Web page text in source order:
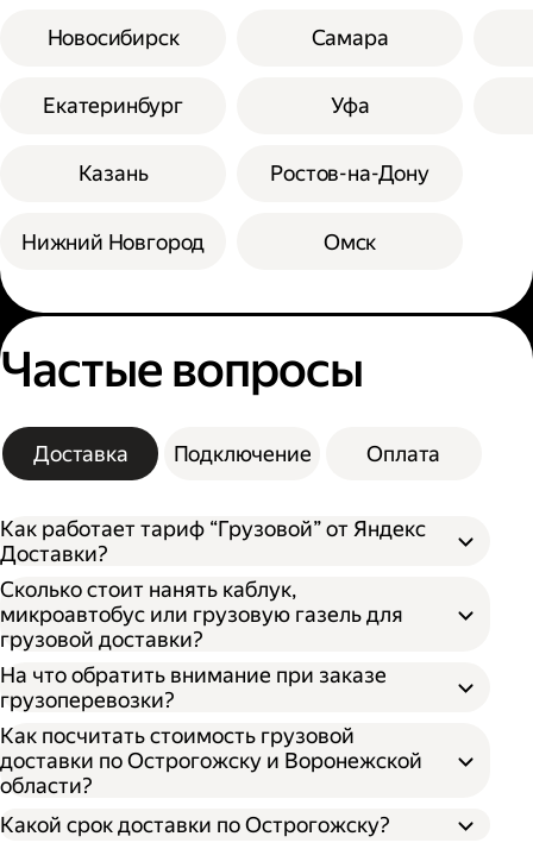
Новосибирск
Екатеринбург
Казань
Нижний Новгород
Самара
Уфа
Ростов-на-Дону
Омск
Частые вопросы
Доставка Подключение Оплата
Как работает тариф “Грузовой” от Яндекс
Доставки?
Сколько стоит нанять каблук,
микроавтобус или грузовую газель для
грузовой доставки?
Откройте приложение, личный кабинет
или форму заказа на нашем сайте;
Выберите подходящий размер кузова:
На что обратить внимание при заказе
грузоперевозки?
Как посчитать стоимость грузовой
доставки по Острогожску и Воронежской
области?
Какой срок доставки по Острогожску?